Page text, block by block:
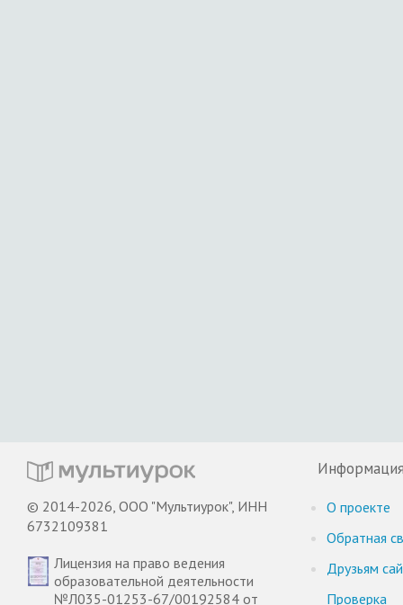
© 2014-2026, ООО "Мультиурок", ИНН
6732109381
Лицензия на право ведения
образовательной деятельности
№Л035-01253-67/00192584 от
О проекте
Обратная
Друзьям
Проверка